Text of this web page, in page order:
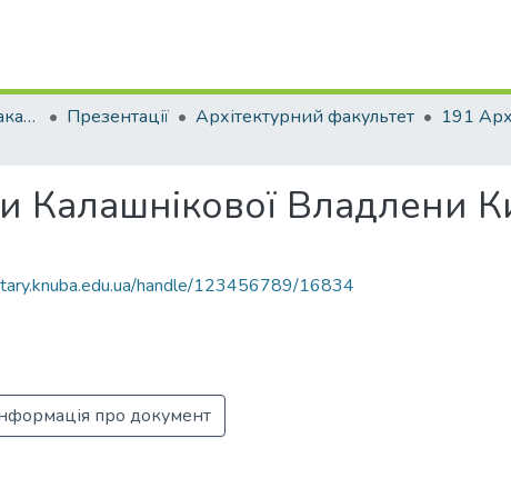
Атестаційні роботи бакалаврів Презентації Архітектурний факультет
Калашнікової Владлени
handle/123456789/16834
про документ